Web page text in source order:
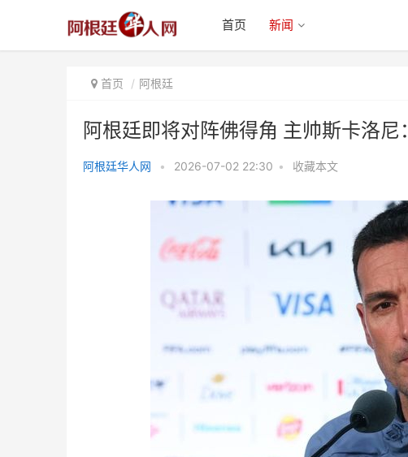
首页 新闻
首页 阿根廷
阿根廷即将对阵佛得角 主帅斯卡洛尼
阿根廷华人网 • 2026-07-02 22:30 • 收藏本文